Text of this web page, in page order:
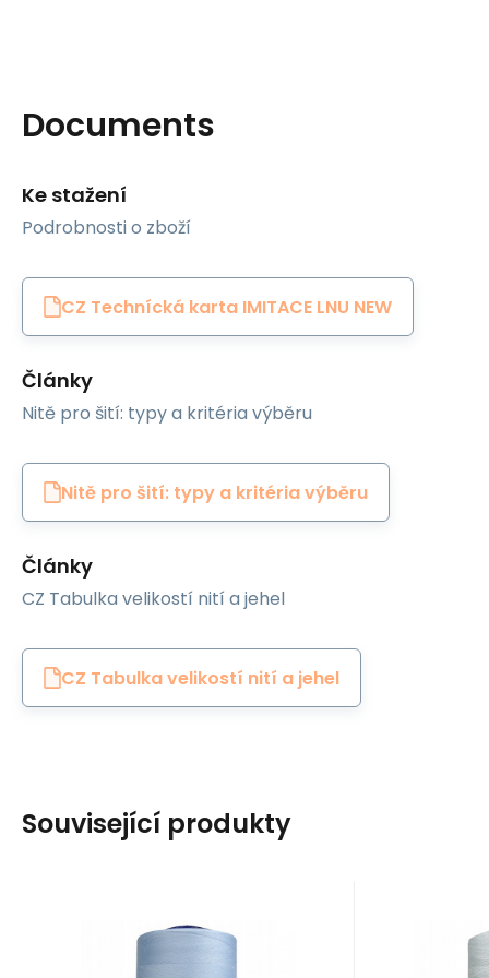
Documents
Ke stažení
Podrobnosti o zboží
CZ Technícká karta IMITACE LNU NEW
Články
Nitě pro šití: typy a kritéria výběru
Nitě pro šití: typy a kritéria výběru
Články
CZ Tabulka velikostí nití a jehel
CZ Tabulka velikostí nití a jehel
Související produkty
Code:80VIGA1106
EAN:8595721019988
In stock 5 ks EAN: